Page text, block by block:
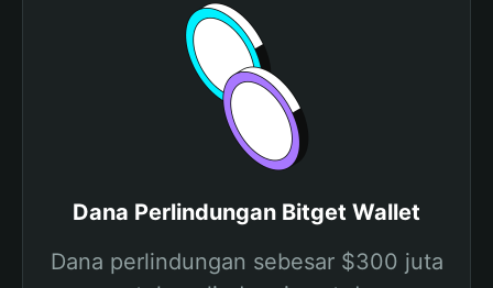
Dana Perlindungan Bitget Wallet
Dana perlindungan sebesar $300 juta